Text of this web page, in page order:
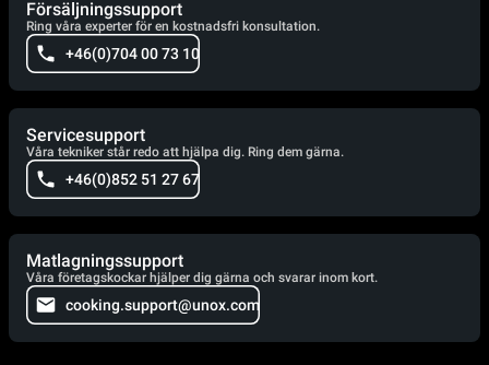
Försäljningssupport
Ring våra experter för en kostnadsfri konsultation.
+46(0)704 00 73 10
Servicesupport
Våra tekniker står redo att hjälpa dig. Ring dem gärna.
+46(0)852 51 27 67
Matlagningssupport
Våra företagskockar hjälper dig gärna och svarar inom kort.
cooking.support@unox.com